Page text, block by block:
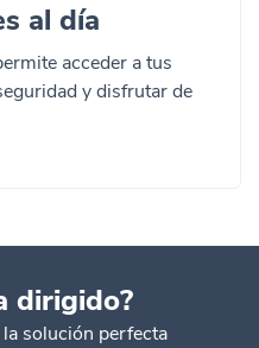
al día
acceder a tus
y disfrutar de
dirigido?
solución perfecta